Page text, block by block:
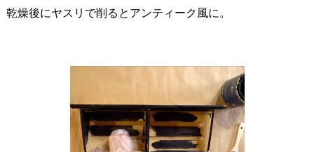
乾燥後にヤスリで削るとアンティーク風に。